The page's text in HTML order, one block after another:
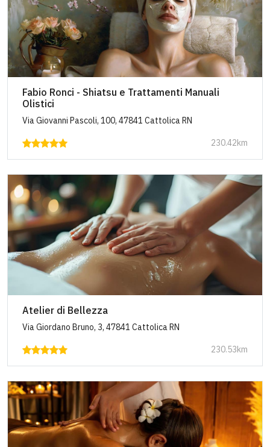
Fabio Ronci - Shiatsu e Trattamenti Manuali
Olistici
Via Giovanni Pascoli, 100, 47841 Cattolica RN
230.42km
Atelier di Bellezza
Via Giordano Bruno, 3, 47841 Cattolica RN
230.53km